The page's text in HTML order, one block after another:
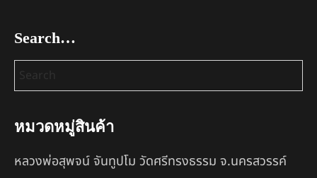
Search…
หมวดหมู่สินค้า
หลวงพ่อสุพจน์ จันทูปโม วัดศรีทรงธรรม จ.นครสวรรค์